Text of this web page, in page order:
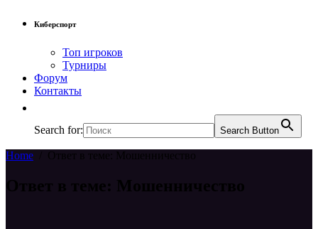
Киберспорт
Топ игроков
Турниры
Форум
Контакты
Search for: Search Button
Home Ответ в теме: Мошенничество
Ответ в теме: Мошенничество